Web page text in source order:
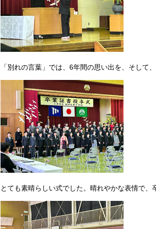
「別れの言葉」では、6年間の思い出を、そして
とても素晴らしい式でした。晴れやかな表情で